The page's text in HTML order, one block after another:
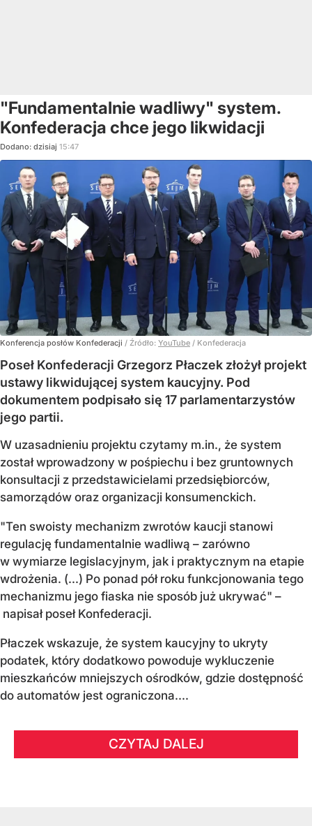
"Fundamentalnie wadliwy" system.
Konfederacja chce jego likwidacji
Dodano: dzisiaj 15:47
Konferencja posłów Konfederacji / Źródło: YouTube / Konfederacja
Poseł Konfederacji Grzegorz Płaczek złożył projekt
ustawy likwidującej system kaucyjny. Pod
dokumentem podpisało się 17 parlamentarzystów
jego partii.
W uzasadnieniu projektu czytamy m.in., że system
został wprowadzony w pośpiechu i bez gruntownych
konsultacji z przedstawicielami przedsiębiorców,
samorządów oraz organizacji konsumenckich.
"Ten swoisty mechanizm zwrotów kaucji stanowi
regulację fundamentalnie wadliwą – zarówno
w wymiarze legislacyjnym, jak i praktycznym na etapie
wdrożenia. (...) Po ponad pół roku funkcjonowania tego
mechanizmu jego fiaska nie sposób już ukrywać" –
napisał poseł Konfederacji.
Płaczek wskazuje, że system kaucyjny to ukryty
podatek, który dodatkowo powoduje wykluczenie
mieszkańców mniejszych ośrodków, gdzie dostępność
do automatów jest ograniczona....
CZYTAJ DALEJ